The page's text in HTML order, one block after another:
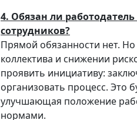
4. Обязан ли
сотрудников?
Прямой обязанности нет.
коллектива и снижении
проявить инициативу:
организовать процесс. Это
улучшающая положение
нормами.